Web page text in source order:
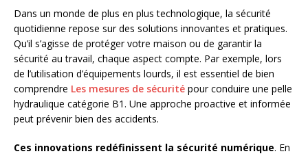
Dans un monde de plus en plus technologique, la sécurité
quotidienne repose sur des solutions innovantes et pratiques.
Qu’il s’agisse de protéger votre maison ou de garantir la
sécurité au travail, chaque aspect compte. Par exemple, lors
de l’utilisation d’équipements lourds, il est essentiel de bien
comprendre Les mesures de sécurité pour conduire une pelle
hydraulique catégorie B1. Une approche proactive et informée
peut prévenir bien des accidents.
Ces innovations redéfinissent la sécurité numérique. En